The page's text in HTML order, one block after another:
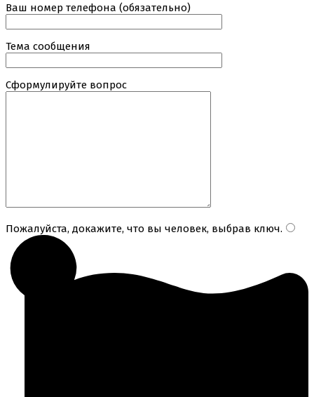
Ваш номер телефона (обязательно)
Тема сообщения
Сформулируйте вопрос
Пожалуйста, докажите, что вы человек, выбрав ключ.